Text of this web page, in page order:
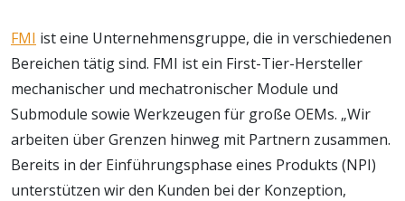
FMI ist eine Unternehmensgruppe, die in verschiedenen
Bereichen tätig sind. FMI ist ein First-Tier-Hersteller
mechanischer und mechatronischer Module und
Submodule sowie Werkzeugen für große OEMs. „Wir
arbeiten über Grenzen hinweg mit Partnern zusammen.
Bereits in der Einführungsphase eines Produkts (NPI)
unterstützen wir den Kunden bei der Konzeption,